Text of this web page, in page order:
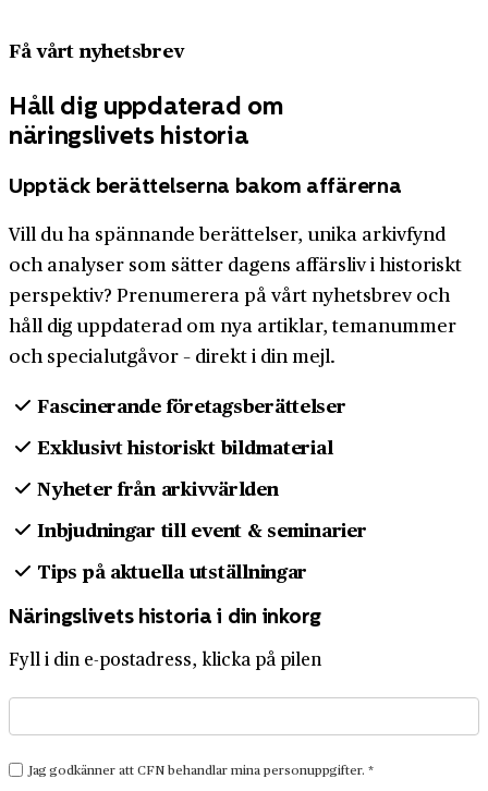
Få vårt nyhetsbrev
Håll dig uppdaterad om
näringslivets historia
Upptäck berättelserna bakom affärerna
Vill du ha spännande berättelser, unika arkivfynd
och analyser som sätter dagens affärsliv i historiskt
perspektiv? Prenumerera på vårt nyhetsbrev och
håll dig uppdaterad om nya artiklar, temanummer
och specialutgåvor – direkt i din mejl.
Fascinerande företagsberättelser
Exklusivt historiskt bildmaterial
Nyheter från arkivvärlden
Inbjudningar till event & seminarier
Tips på aktuella utställningar
Näringslivets historia i din inkorg
Fyll i din e-postadress, klicka på pilen